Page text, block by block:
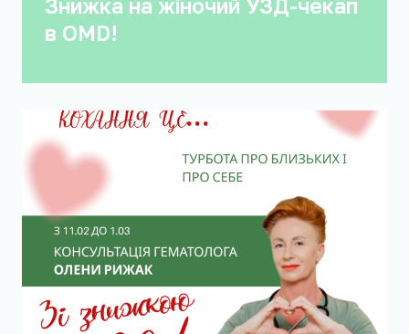
Знижка на жіночий УЗД-чекап
в OMD!